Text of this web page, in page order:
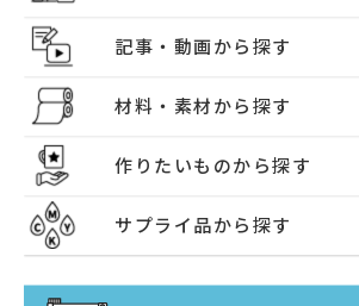
記事・動画から探す
材料・素材から探す
作りたいものから探す
サプライ品から探す